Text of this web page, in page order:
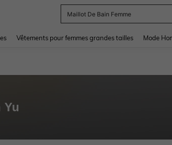
Maillot De Bain Femme
Vêtements pour femmes grandes tailles Mode
Yu